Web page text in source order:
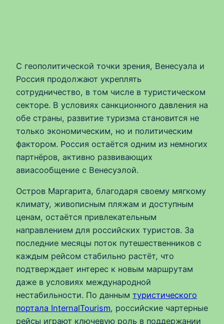
С геополитической точки зрения, Венесуэла и
Россия продолжают укреплять
сотрудничество, в том числе в туристическом
секторе. В условиях санкционного давления на
обе страны, развитие туризма становится не
только экономическим, но и политическим
фактором. Россия остаётся одним из немногих
партнёров, активно развивающих
авиасообщение с Венесуэлой.
Остров Маргарита, благодаря своему мягкому
климату, живописным пляжам и доступным
ценам, остаётся привлекательным
направлением для российских туристов. За
последние месяцы поток путешественников с
каждым рейсом стабильно растёт, что
подтверждает интерес к новым маршрутам
даже в условиях международной
нестабильности. По данным туристического
портала InternalTourism, российские чартерные
рейсы играют ключевую роль в поддержании